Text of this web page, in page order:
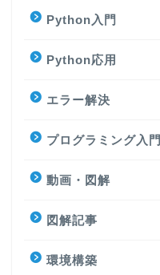
Python入門
Python応用
エラー解決
プログラミング入門
動画・図解
図解記事
環境構築